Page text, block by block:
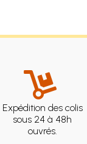
Expédition des colis
sous 24 à 48h
ouvrés.